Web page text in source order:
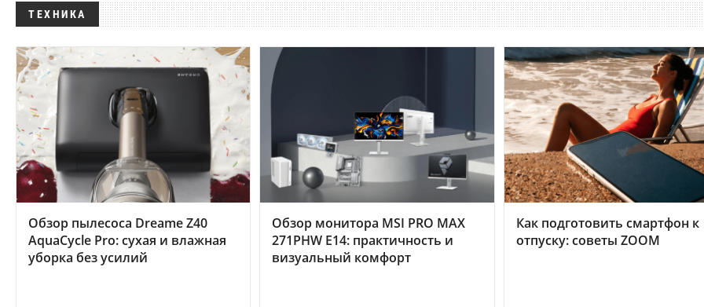
ТЕХНИКА
Обзор пылесоса Dreame Z40
AquaCycle Pro: сухая и влажная
уборка без усилий
Обзор монитора MSI PRO MAX
271PHW E14: практичность и
визуальный комфорт
Как подготовить смартфон к
отпуску: советы ZOOM